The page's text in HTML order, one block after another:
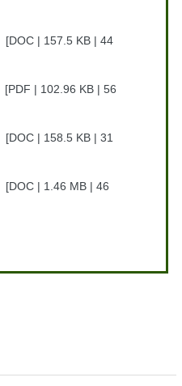
DOC | 157.5 KB | 44
PDF | 102.96 KB | 56
DOC | 158.5 KB | 31
DOC | 1.46 MB | 46